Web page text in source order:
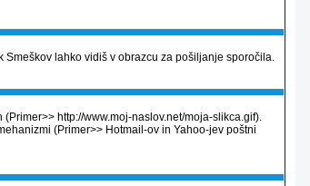
Smeškov lahko vidiš v obrazcu za pošiljanje sporočila.
http://www.moj-naslov.net/moja-slikca.gif).
(Primer>> Hotmail-ov in Yahoo-jev poštni